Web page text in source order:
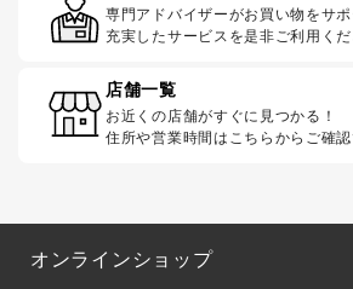
専門アドバイザーがお買い物をサポ
充実したサービスを是非ご利用くだ
店舗一覧
お近くの店舗がすぐに見つかる！
住所や営業時間はこちらからご確認
オンラインショップ